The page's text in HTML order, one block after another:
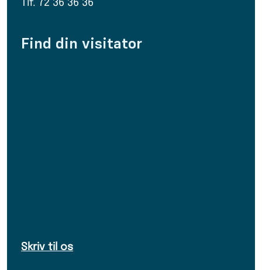
Tlf. 72 36 36 36
Find din visitator
Skriv til os